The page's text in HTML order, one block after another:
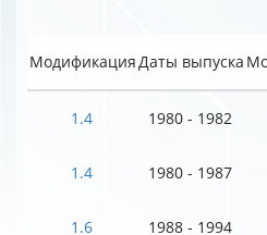
МодификацияДаты выпуска
1.4 1980 - 1982
1.4 1980 - 1987
1.6 1988 - 1994